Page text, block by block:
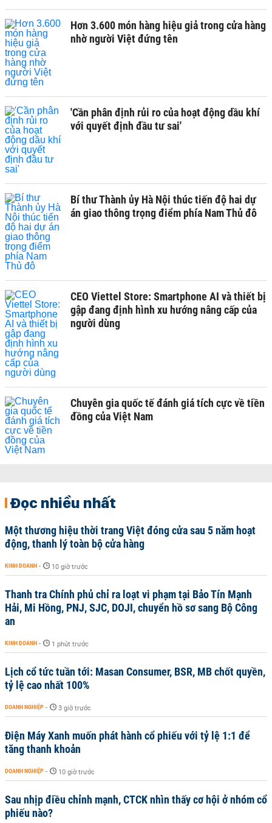
Hơn 3.600 món hàng hiệu giả trong cửa hàng
nhờ người Việt đứng tên
'Cần phân định rủi ro của hoạt động dầu khí
với quyết định đầu tư sai'
Bí thư Thành ủy Hà Nội thúc tiến độ hai dự
án giao thông trọng điểm phía Nam Thủ đô
CEO Viettel Store: Smartphone AI và thiết bị
gập đang định hình xu hướng nâng cấp của
người dùng
Chuyên gia quốc tế đánh giá tích cực về tiền
đồng của Việt Nam
Đọc nhiều nhất
Một thương hiệu thời trang Việt đóng cửa sau 5 năm hoạt
động, thanh lý toàn bộ cửa hàng
KINH DOANH - 10 giờ trước
Thanh tra Chính phủ chỉ ra loạt vi phạm tại Bảo Tín Mạnh
Hải, Mi Hồng, PNJ, SJC, DOJI, chuyển hồ sơ sang Bộ Công
an
KINH DOANH - 1 phút trước
Lịch cổ tức tuần tới: Masan Consumer, BSR, MB chốt quyền,
tỷ lệ cao nhất 100%
DOANH NGHIỆP - 3 giờ trước
Điện Máy Xanh muốn phát hành cổ phiếu với tỷ lệ 1:1 để
tăng thanh khoản
DOANH NGHIỆP - 10 giờ trước
Sau nhịp điều chỉnh mạnh, CTCK nhìn thấy cơ hội ở nhóm cổ
phiếu nào?